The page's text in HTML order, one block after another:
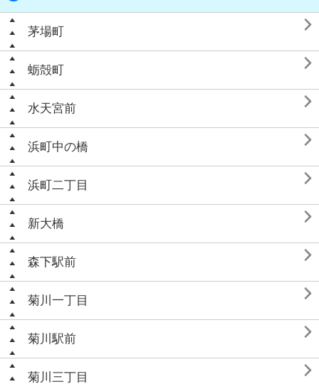
茅場町 
蛎殻町 
水天宮前 
浜町中の橋 
浜町二丁目 
新大橋 
森下駅前 
菊川一丁目 
菊川駅前 
菊川三丁目 